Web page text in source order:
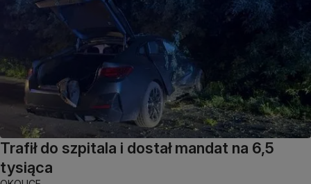
Trafił do szpitala i dostał mandat na 6,5
tysiąca